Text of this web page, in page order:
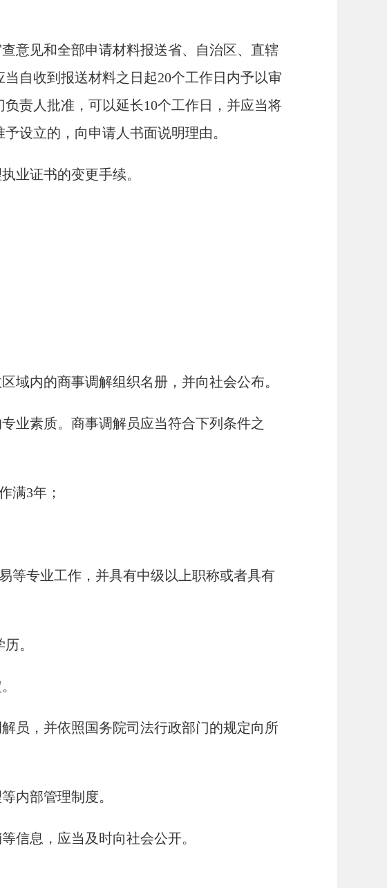
意见和全部申请材料报送省、自治区、直辖
自收到报送材料之日起20个工作日内予以审
责人批准，可以延长10个工作日，并应当将
设立的，向申请人书面说明理由。
业证书的变更手续。
内的商事调解组织名册，并向社会公布。
业素质。商事调解员应当符合下列条件之
满3年；
等专业工作，并具有中级以上职称或者具有
。
员，并依照国务院司法行政部门的规定向所
内部管理制度。
信息，应当及时向社会公开。